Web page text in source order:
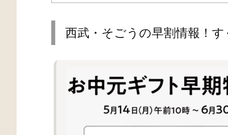
西武・そごうの早割情報！